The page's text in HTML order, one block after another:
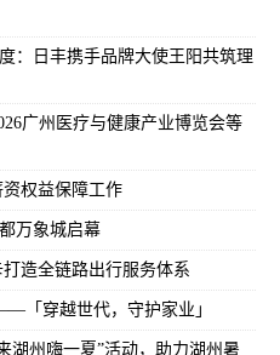
：日丰携手品牌大使王阳共筑理
广州医疗与健康产业博览会等
权益保障工作
万象城启幕
造全链路出行服务体系
「穿越世代，守护家业」
湖州嗨一夏”活动，助力湖州暑